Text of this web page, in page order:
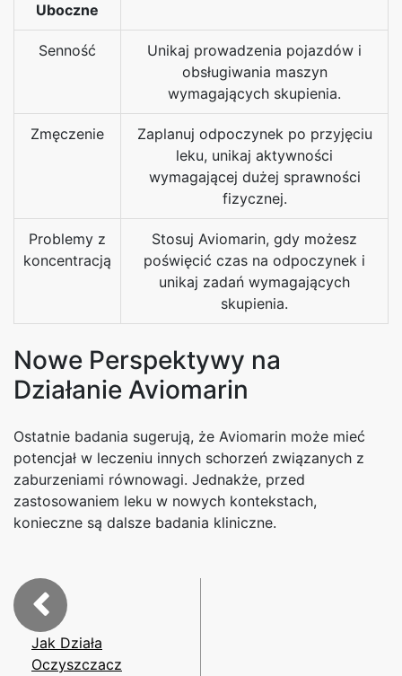
Uboczne
Senność
Unikaj prowadzenia pojazdów i
obsługiwania maszyn
wymagających skupienia.
Zmęczenie
Zaplanuj odpoczynek po przyjęciu
leku, unikaj aktywności
wymagającej dużej sprawności
fizycznej.
Problemy z
koncentracją
Stosuj Aviomarin, gdy możesz
poświęcić czas na odpoczynek i
unikaj zadań wymagających
skupienia.
Nowe Perspektywy na
Działanie Aviomarin
Ostatnie badania sugerują, że Aviomarin może mieć
potencjał w leczeniu innych schorzeń związanych z
zaburzeniami równowagi. Jednakże, przed
zastosowaniem leku w nowych kontekstach,
konieczne są dalsze badania kliniczne.
Jak Działa
Oczyszczacz